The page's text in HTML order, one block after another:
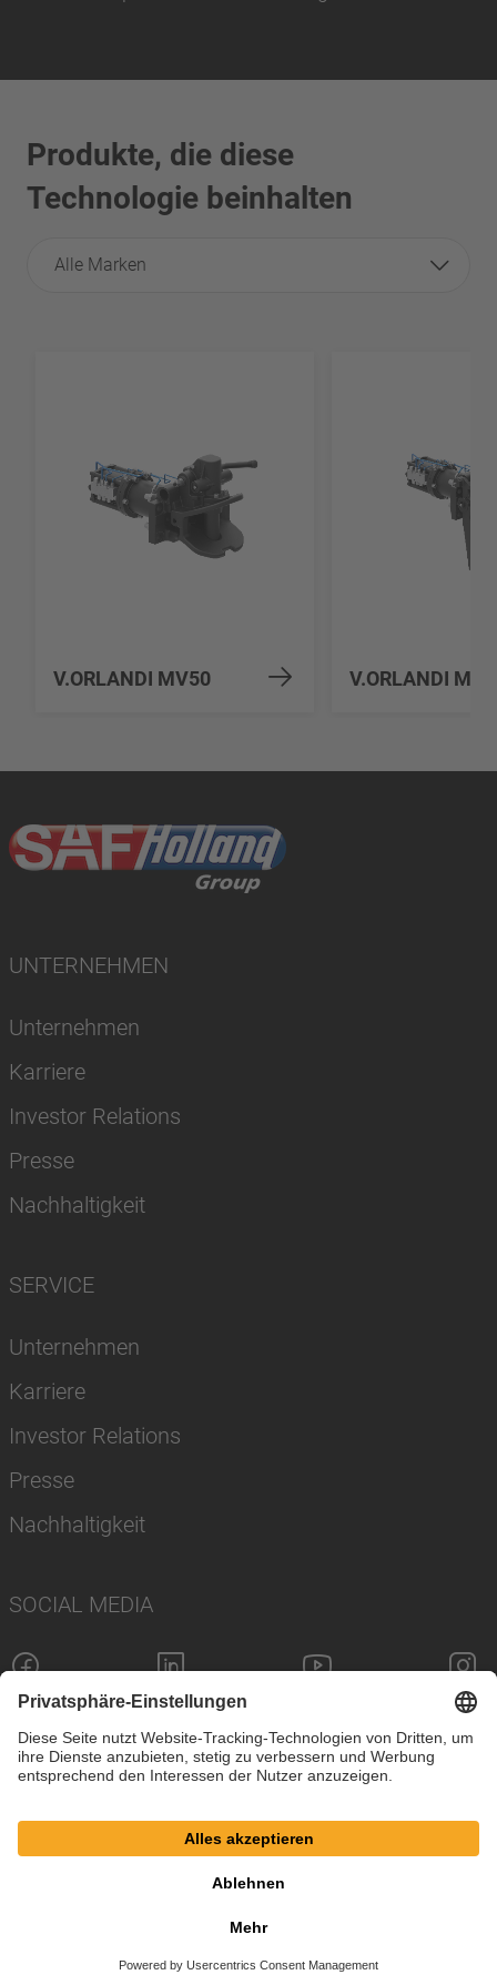
Produkte, die diese
Technologie beinhalten
Alle Marken
V.ORLANDI MV50 V.ORLANDI
UNTERNEHMEN
Unternehmen
Karriere
Investor Relations
Presse
Nachhaltigkeit
SERVICE
Unternehmen
Karriere
Investor Relations
Presse
Nachhaltigkeit
SOCIAL MEDIA
© SAF-HOLLAND SE
Datenschutz
Cookie-Einstellungen
AGB